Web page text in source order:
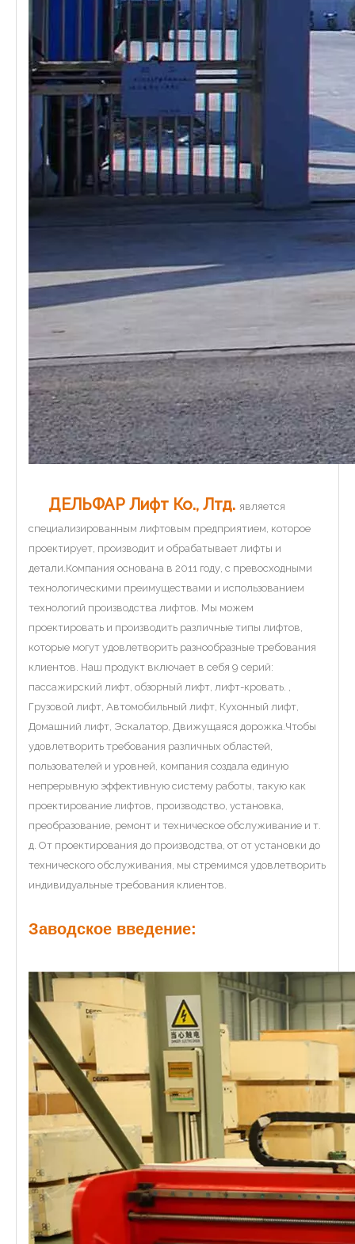
ДЕЛЬФАР Лифт Ко., Лтд. является
специализированным лифтовым предприятием, которое
проектирует, производит и обрабатывает лифты и
детали.Компания основана в 2011 году, с превосходными
технологическими преимуществами и использованием
технологий производства лифтов. Мы можем
проектировать и производить различные типы лифтов,
которые могут удовлетворить разнообразные требования
клиентов. Наш продукт включает в себя 9 серий:
пассажирский лифт, обзорный лифт, лифт-кровать. ,
Грузовой лифт, Автомобильный лифт, Кухонный лифт,
Домашний лифт, Эскалатор, Движущаяся дорожка.Чтобы
удовлетворить требования различных областей,
пользователей и уровней, компания создала единую
непрерывную эффективную систему работы, такую ​​как
проектирование лифтов, производство, установка,
преобразование, ремонт и техническое обслуживание и т.
д. От проектирования до производства, от от установки до
технического обслуживания, мы стремимся удовлетворить
индивидуальные требования клиентов.
Заводское введение: